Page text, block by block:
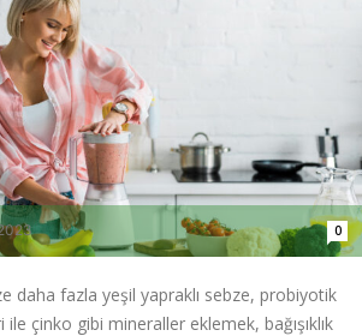
0
daha fazla yeşil yapraklı sebze, probiyotik
çinko gibi mineraller eklemek, bağışıklık